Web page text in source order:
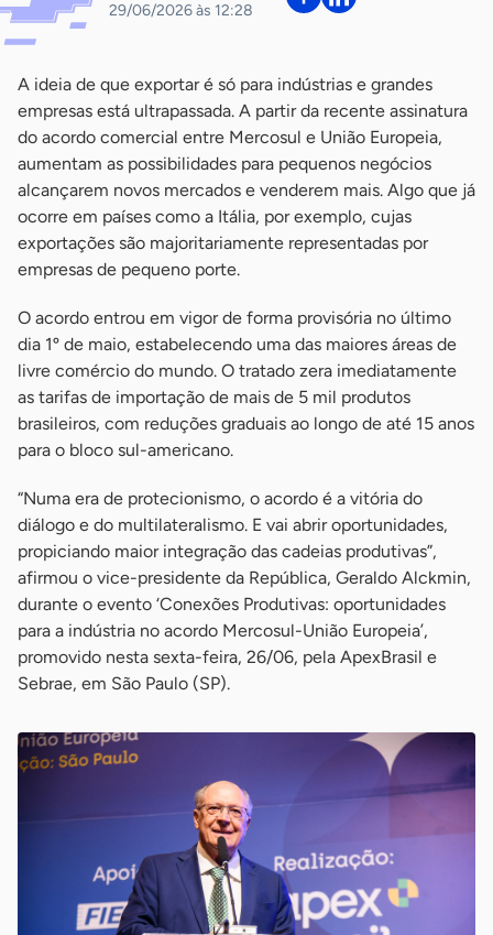
29/06/2026 às 12:28
A ideia de que exportar é só para indústrias e grandes
empresas está ultrapassada. A partir da recente assinatura
do acordo comercial entre Mercosul e União Europeia,
aumentam as possibilidades para pequenos negócios
alcançarem novos mercados e venderem mais. Algo que já
ocorre em países como a Itália, por exemplo, cujas
exportações são majoritariamente representadas por
empresas de pequeno porte.
O acordo entrou em vigor de forma provisória no último
dia 1º de maio, estabelecendo uma das maiores áreas de
livre comércio do mundo. O tratado zera imediatamente
as tarifas de importação de mais de 5 mil produtos
brasileiros, com reduções graduais ao longo de até 15 anos
para o bloco sul-americano.
“Numa era de protecionismo, o acordo é a vitória do
diálogo e do multilateralismo. E vai abrir oportunidades,
propiciando maior integração das cadeias produtivas”,
afirmou o vice-presidente da República, Geraldo Alckmin,
durante o evento ‘Conexões Produtivas: oportunidades
para a indústria no acordo Mercosul-União Europeia’,
promovido nesta sexta-feira, 26/06, pela ApexBrasil e
Sebrae, em São Paulo (SP).